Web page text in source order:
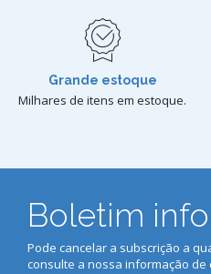
Grande estoque
Milhares de itens em estoque.
Boletim
Pode cancelar a subscrição a
consulte a nossa informação de